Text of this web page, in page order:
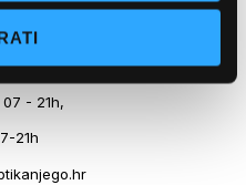
612-709
- 21h,
21h